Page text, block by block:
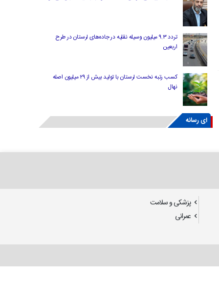
تردد ۹.۳ میلیون وسیله نقلیه در جاده‌های لرستان در طرح
اربعین
کسب رتبه نخست لرستان با تولید بیش از ۲۹ میلیون اصله
نهال
ای رسانه
پزشکی و سلامت
عمرانی